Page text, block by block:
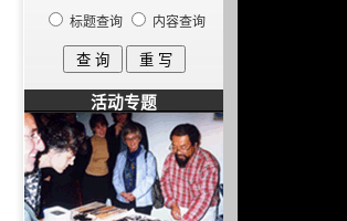
标题查询 内容查询
活动专题